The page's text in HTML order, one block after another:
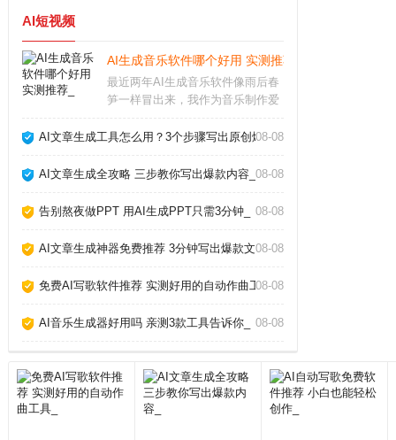
AI短视频
AI生成音乐软件哪个好用 实测推荐_
最近两年AI生成音乐软件像雨后春
笋一样冒出来，我作为音乐制作爱
个遍。说实话，从最初的简单旋律
的完整作品，进步速度让人惊叹。
AI文章生成工具怎么用？3个步骤写出原创爆款_
08-08
AI文章生成全攻略 三步教你写出爆款内容_ 08-08
告别熬夜做PPT 用AI生成PPT只需3分钟_ 08-08
AI文章生成神器免费推荐 3分钟写出爆款文章_
08-08
免费AI写歌软件推荐 实测好用的自动作曲工具_
08-08
AI音乐生成器好用吗 亲测3款工具告诉你_ 08-08